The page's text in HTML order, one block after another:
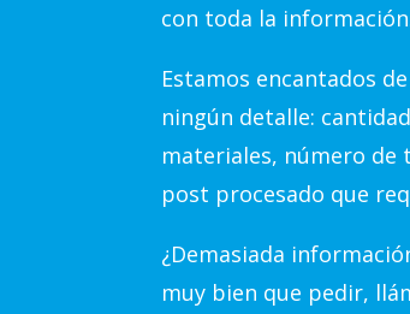
con toda la
Estamos encantados
ningún detalle:
materiales, número de
post procesado que
¿Demasiada
muy bien que pedir,